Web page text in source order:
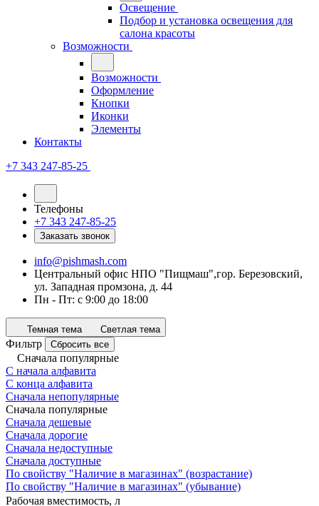
Освещение
Подбор и установка освещения для
салона красоты
Возможности
Возможности
Оформление
Кнопки
Иконки
Элементы
Контакты
+7 343 247-85-25
Телефоны
+7 343 247-85-25
Заказать звонок
info@pishmash.com
Центральный офис НПО "Пищмаш",гор. Березовский,
ул. Западная промзона, д. 44
Пн - Пт: с 9:00 до 18:00
Темная тема Светлая тема
Фильтр Сбросить все
Сначала популярные
С начала алфавита
С конца алфавита
Сначала непопулярные
Сначала популярные
Сначала дешевые
Сначала дорогие
Сначала недоступные
Сначала доступные
По свойству "Наличие в магазинах" (возрастание)
По свойству "Наличие в магазинах" (убывание)
Рабочая вместимость, л